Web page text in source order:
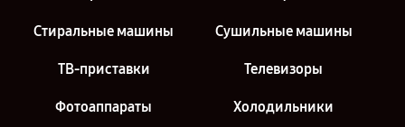
Стиральные машины Сушильные машины
ТВ-приставки Телевизоры
Фотоаппараты Холодильники